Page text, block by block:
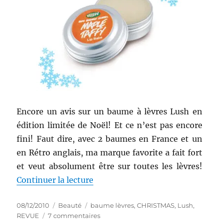
Encore un avis sur un baume à lèvres Lush en
édition limitée de Noël! Et ce n’est pas encore
fini! Faut dire, avec 2 baumes en France et un
en Rétro anglais, ma marque favorite a fait fort
et veut absolument être sur toutes les lèvres!
Continuer la lecture
Publié
le
08/12/2010 Catégories
Beauté Étiquettes
baume lèvres,CHRISTMAS, Lush,
REVUE
7 commentairessur